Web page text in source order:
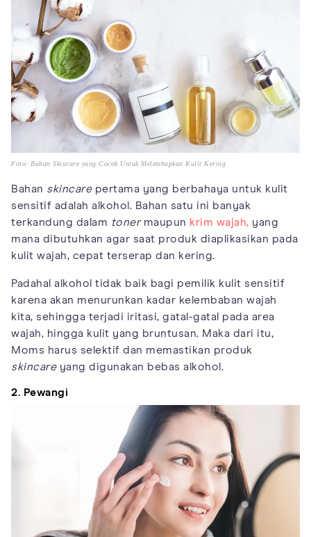
Foto: Bahan Skincare yang Cocok Untuk Melembapkan Kulit Kering
Bahan skincarepertama yang berbahaya untuk kulit
sensitif adalah alkohol. Bahan satu ini banyak
terkandung dalam tonermaupun krim wajah, yang
mana dibutuhkan agar saat produk diaplikasikan pada
kulit wajah, cepat terserap dan kering.
Padahal alkohol tidak baik bagi pemilik kulit sensitif
karena akan menurunkan kadar kelembaban wajah
kita, sehingga terjadi iritasi, gatal-gatal pada area
wajah, hingga kulit yang bruntusan. Maka dari itu,
Moms harus selektif dan memastikan produk
skincareyang digunakan bebas alkohol.
2. Pewangi